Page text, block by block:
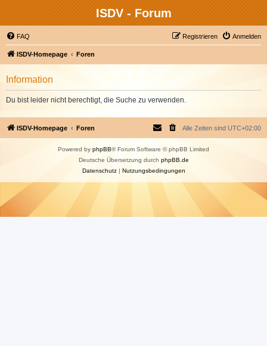
ISDV - Forum
FAQ Anmelden
Registrieren
ISDV-Homepage Foren
Information
Du bist leider nicht berechtigt, die Suche zu verwenden.
ISDV-Homepage Foren Alle Zeiten sind UTC+02:00
Powered by phpBB® Forum Software © phpBB Limited
Deutsche Übersetzung durch phpBB.de
Datenschutz| Nutzungsbedingungen